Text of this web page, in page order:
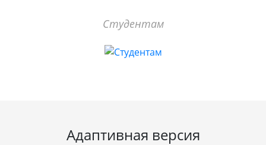
Студентам
Адаптивная версия